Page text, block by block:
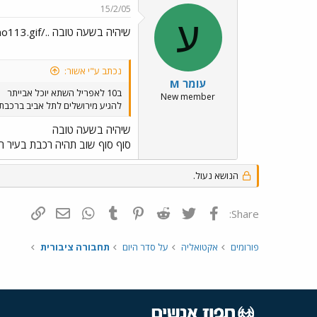
ע
עומר M
New member
15/2/05
שיהיה בשעה טובה ../images/Emo113.gif
נכתב ע"י אשור:
ב10 לאפריל השתא יוכל אבייתר
להגיע מירושלים לתל אביב
שיהיה בשעה טובה
סוף סוף שוב תהיה רכבת בעיר
הנושא נעול.
Share: פייסבוק Twitter
Reddit
Pinterest
Tumblr
WhatsAppדואר אלקטרוני
פורומים אקטואליה על סדר היום תחבורה ציבורית